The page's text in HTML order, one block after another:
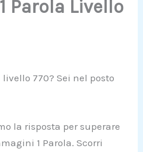
Parola Livello
770? Sei nel posto
la risposta per superare
1 Parola. Scorri